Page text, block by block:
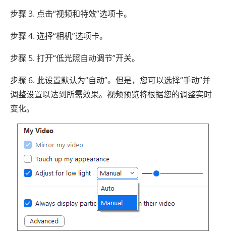
步骤 3. 点击“视频和特效”选项卡。
步骤 4. 选择“相机”选项卡。
步骤 5. 打开“低光照自动调节”开关。
步骤 6. 此设置默认为“自动”。但是，您可以选择“手动”并
调整设置以达到所需效果。视频预览将根据您的调整实时
变化。